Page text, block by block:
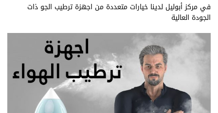
في مركز أبوليل لدينا خيارات متعددة من اجهزة ترطيب الجو ذات
الجودة العالية